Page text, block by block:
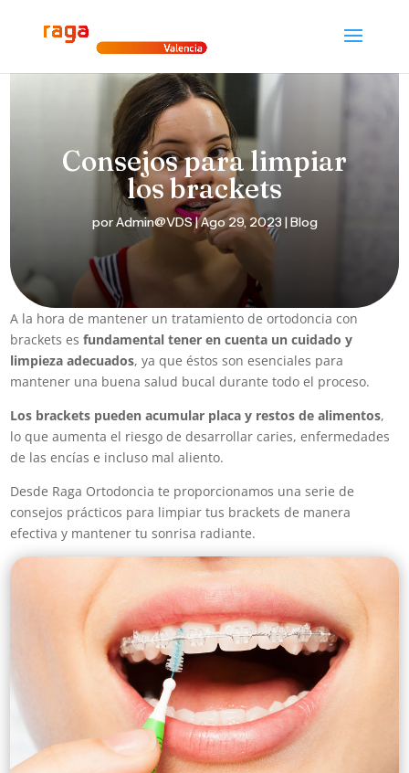
Consejos para limpiar
los brackets
porAdmin@VDS|Ago 29, 2023|Blog
A la hora de mantener un tratamiento de ortodoncia con
brackets esfundamental tener en cuenta un cuidado y
limpieza adecuados, ya que éstos son esenciales para
mantener una buena salud bucal durante todo el proceso.
Los brackets pueden acumular placa y restos de alimentos,
lo que aumenta el riesgo de desarrollar caries, enfermedades
de las encías e incluso mal aliento.
Desde Raga Ortodoncia te proporcionamos una serie de
consejos prácticos para limpiar tus brackets de manera
efectiva y mantener tu sonrisa radiante.